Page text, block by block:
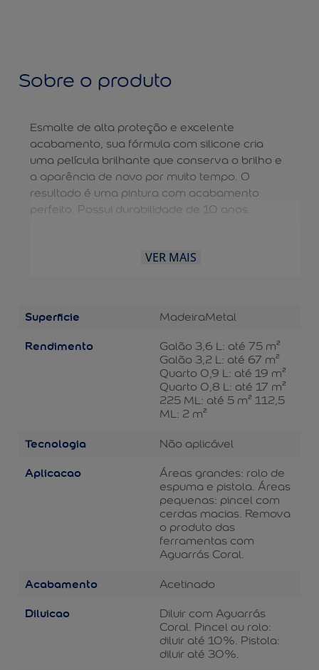
Sobre o produto
Esmalte de alta proteção e excelente
acabamento, sua fórmula com silicone cria
uma película brilhante que conserva o brilho e
a aparência de novo por muito tempo. O
resultado é uma pintura com acabamento
perfeito. Possui durabilidade de 10 anos.
VER MAIS
Superficie MadeiraMetal
Rendimento
Galão 3,6 L: até 75 m²
Galão 3,2 L: até 67 m²
Quarto 0,9 L: até 19 m²
Quarto 0,8 L: até 17 m²
225 ML: até 5 m² 112,5
ML: 2 m²
Tecnologia Não aplicável
Aplicacao
Áreas grandes: rolo de
espuma e pistola. Áreas
pequenas: pincel com
cerdas macias. Remova
o produto das
ferramentas com
Aguarrás Coral.
Acabamento Acetinado
Diluicao
Diluir com Aguarrás
Coral. Pincel ou rolo:
diluir até 10%. Pistola:
diluir até 30%.